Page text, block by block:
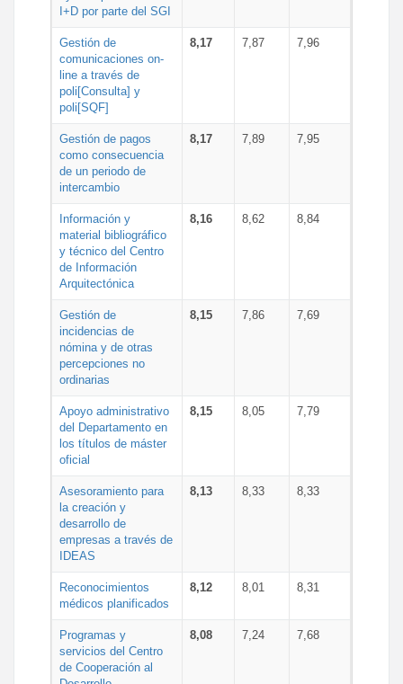
I+D por parte del SGI
Gestión de
comunicaciones on-
line a través de
poli[Consulta] y
poli[SQF]
8,17 7,87 7,96
Gestión de pagos
como consecuencia
de un periodo de
intercambio
8,17 7,89 7,95
Información y
material bibliográfico
y técnico del Centro
de Información
Arquitectónica
8,16 8,62 8,84
Gestión de
incidencias de
nómina y de otras
percepciones no
ordinarias
8,15 7,86 7,69
Apoyo administrativo
del Departamento en
los títulos de máster
oficial
8,15 8,05 7,79
Asesoramiento para
la creación y
desarrollo de
empresas a través de
IDEAS
8,13 8,33 8,33
Reconocimientos
médicos planificados
8,12 8,01 8,31
Programas y
servicios del Centro
de Cooperación al
8,08 7,24 7,68